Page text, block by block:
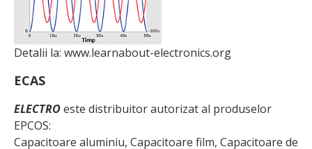
Detalii la: www.learnabout-electronics.org
ECAS
ELECTROeste distribuitor autorizat al produselor
EPCOS:
Capacitoare aluminiu, Capacitoare film, Capacitoare de